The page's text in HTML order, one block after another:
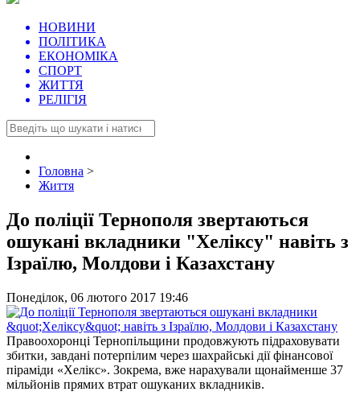
НОВИНИ
ПОЛІТИКА
ЕКОНОМІКА
СПОРТ
ЖИТТЯ
РЕЛІГІЯ
Головна >
Життя
До поліції Тернополя звертаються
ошукані вкладники "Хеліксу" навіть з
Ізраїлю, Молдови і Казахстану
Понеділок, 06 лютого 2017 19:46
Правоохоронці Тернопільщини продовжують підраховувати
збитки, завдані потерпілим через шахрайські дії фінансової
піраміди «Хелікс». Зокрема, вже нарахували щонайменше 37
мільйонів прямих втрат ошуканих вкладників.